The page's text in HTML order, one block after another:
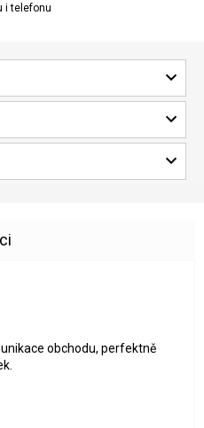
i telefonu
je 5 z 5 hvězdiček.
obchodu, perfektně